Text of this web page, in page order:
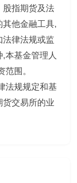
股指期货及法
其他金融工具,
律法规或监
本基金管理人
围。
法规规定和基
交易所的业